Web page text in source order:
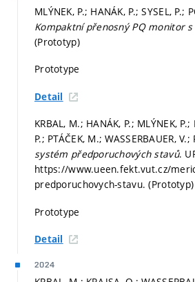
MLÝNEK, P.; HANÁK, P.; SYSEL, P.;
Kompaktní přenosný PQ monitor
(Prototyp)
Prototype
Detail
KRBAL, M.; HANÁK, P.; MLÝNEK,
P.; PTÁČEK, M.; WASSERBAUER,
systém předporuchových stavů.
https://www.ueen.fekt.vut.cz/
predporuchovych-stavu. (Prototyp)
Prototype
Detail
2024